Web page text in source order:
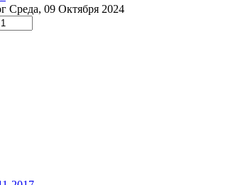
Среда, 09 Октября 2024